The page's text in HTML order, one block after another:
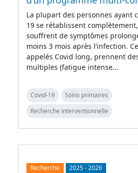
La plupart des personnes ayant
19 se rétablissent
souffrent de symptômes
moins 3 mois après l’infection.
appelés Covid long, prennent
multiples (fatigue intense…
Covid-19
Soins primaires
Recherche interventionnelle
Recherche 2025-2026